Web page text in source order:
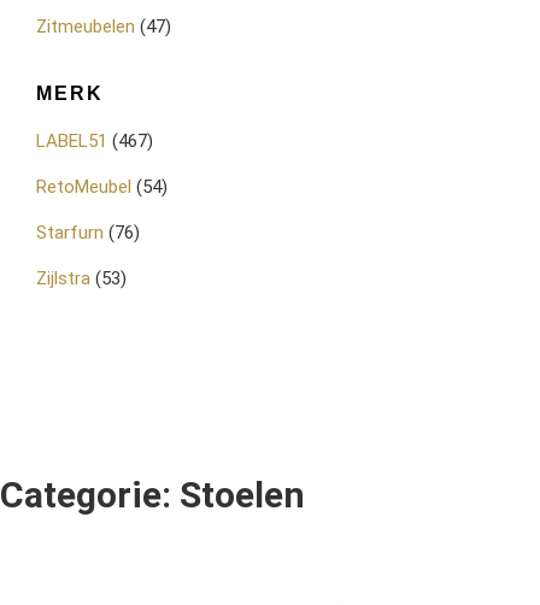
Zitmeubelen (47)
MERK
LABEL51 (467)
RetoMeubel (54)
Starfurn (76)
Zijlstra (53)
Categorie: Stoelen